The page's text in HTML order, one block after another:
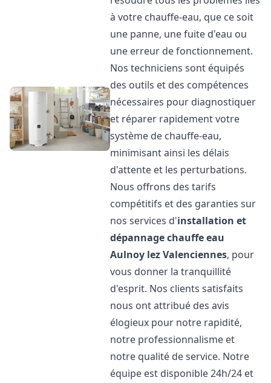
à votre chauffe-eau, que ce soit
une panne, une fuite d'eau ou
une erreur de fonctionnement.
Nos techniciens sont équipés
des outils et des compétences
nécessaires pour diagnostiquer
et réparer rapidement votre
système de chauffe-eau,
minimisant ainsi les délais
d'attente et les perturbations.
Nous offrons des tarifs
compétitifs et des garanties sur
nos services d'installation et
dépannage chauffe eau
Aulnoy lez Valenciennes, pour
vous donner la tranquillité
d'esprit. Nos clients satisfaits
nous ont attribué des avis
élogieux pour notre rapidité,
notre professionnalisme et
notre qualité de service. Notre
équipe est disponible 24h/24 et